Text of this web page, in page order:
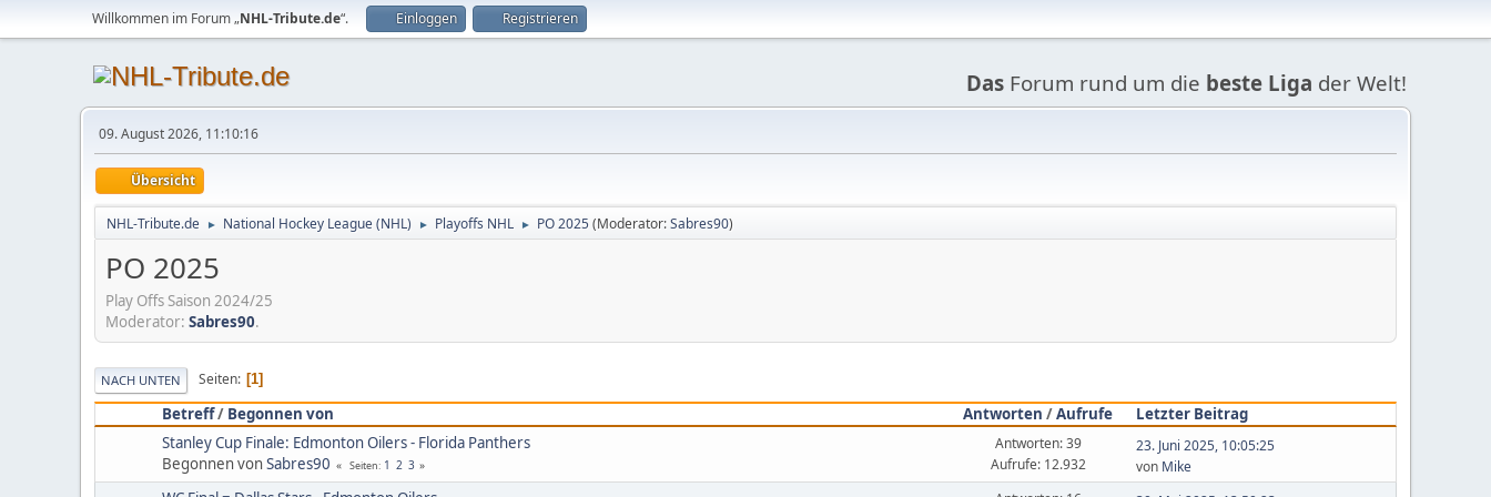
Willkommen im Forum „NHL-Tribute.de“. Einloggen Registrieren
Das Forum rund um die beste Liga der Welt!
09. August 2026, 11:10:16
Übersicht
NHL-Tribute.de ► National Hockey League (NHL) ► Playoffs NHL ► PO 2025(Moderator:Sabres90)
PO 2025
Play Offs Saison 2024/25
Moderator: Sabres90.
NACH UNTEN Seiten 1
Betreff/ Begonnen von Antworten /Aufrufe
Letzter Beitrag
Stanley Cup Finale: Edmonton Oilers - Florida Panthers
Begonnen vonSabres90 Seiten 1 2 3
Antworten: 39
Aufrufe: 12.932
23. Juni 2025, 10:05:25
von Mike